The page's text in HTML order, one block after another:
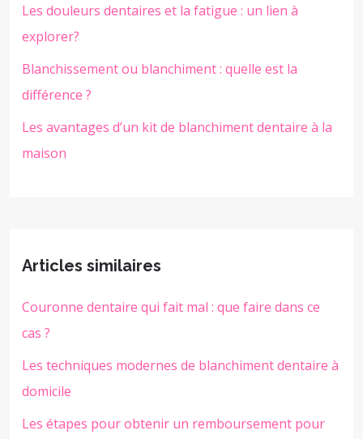
Les douleurs dentaires et la fatigue : un lien à
explorer?
Blanchissement ou blanchiment : quelle est la
différence ?
Les avantages d’un kit de blanchiment dentaire à la
maison
Articles similaires
Couronne dentaire qui fait mal : que faire dans ce
cas ?
Les techniques modernes de blanchiment dentaire à
domicile
Les étapes pour obtenir un remboursement pour